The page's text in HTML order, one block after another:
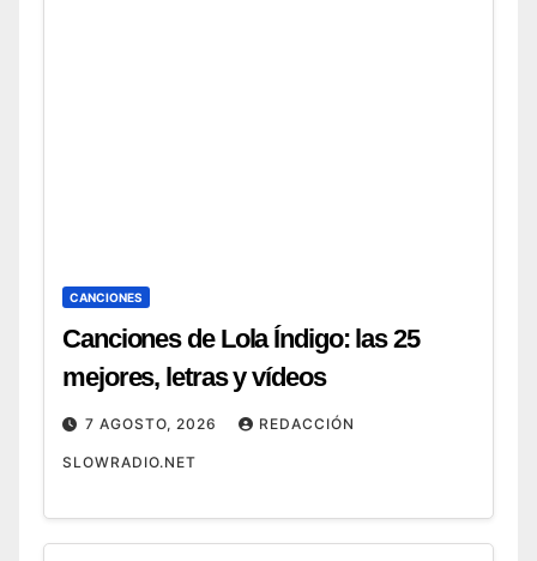
CANCIONES
Canciones de Lola Índigo: las 25
mejores, letras y vídeos
7 AGOSTO, 2026 REDACCIÓN
SLOWRADIO.NET